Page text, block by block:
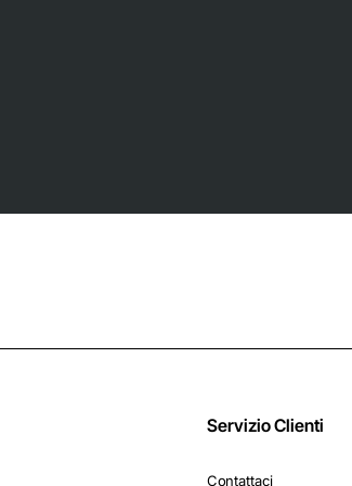
Servizio Clienti
Contattaci